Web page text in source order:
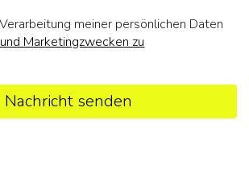
meiner persönlichen Daten
Marketingzwecken zu
Nachricht senden